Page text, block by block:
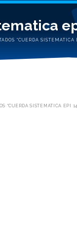
“CUERDA SISTEMATICA
“CUERDA SISTEMATICA EPI